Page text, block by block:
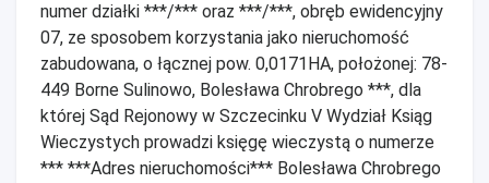
numer działki ***/*** oraz ***/***, obręb ewidencyjny
07, ze sposobem korzystania jako nieruchomość
zabudowana, o łącznej pow. 0,0171HA, położonej: 78-
449 Borne Sulinowo, Bolesława Chrobrego ***, dla
której Sąd Rejonowy w Szczecinku V Wydział Ksiąg
Wieczystych prowadzi księgę wieczystą o numerze
*** ***Adres nieruchomości*** Bolesława Chrobrego